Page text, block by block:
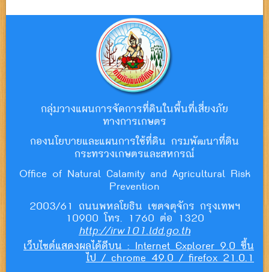
กลุ่มวางแผนการจัดการที่ดินในพื้นที่เสี่ยงภัย
ทางการเกษตร
กองนโยบายและแผนการใช้ที่ดิน กรมพัฒนาที่ดิน
กระทรวงเกษตรและสหกรณ์
Office of Natural Calamity and Agricultural Risk
Prevention
2003/61 ถนนพหลโยธิน เขตจตุจักร กรุงเทพฯ
10900 โทร. 1760 ต่อ 1320
http://irw101.ldd.go.th
เว็บไซต์แสดงผลได้ดีบน : Internet Explorer 9.0 ขึ้น
ไป / chrome 49.0 / firefox 21.0.1